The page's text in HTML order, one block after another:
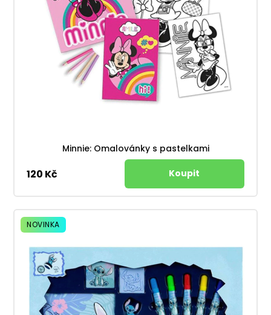
Minnie: Omalovánky s pastelkami
120 Kč
NOVINKA